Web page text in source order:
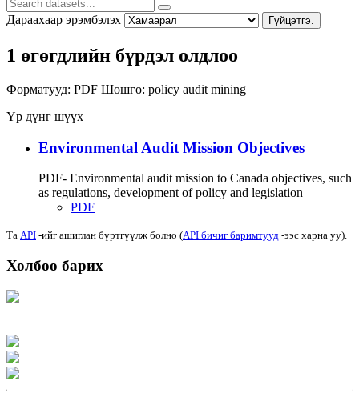
Дараахаар эрэмбэлэх Гүйцэтгэ.
1 өгөгдлийн бүрдэл олдлоо
Форматууд: PDF Шошго: policy audit mining
Үр дүнг шүүх
Environmental Audit Mission Objectives
PDF- Environmental audit mission to Canada objectives, such
as regulations, development of policy and legislation
PDF
Та API -ийг ашиглан бүртгүүлж болно (API бичиг баримтууд -ээс харна уу).
Холбоо барих